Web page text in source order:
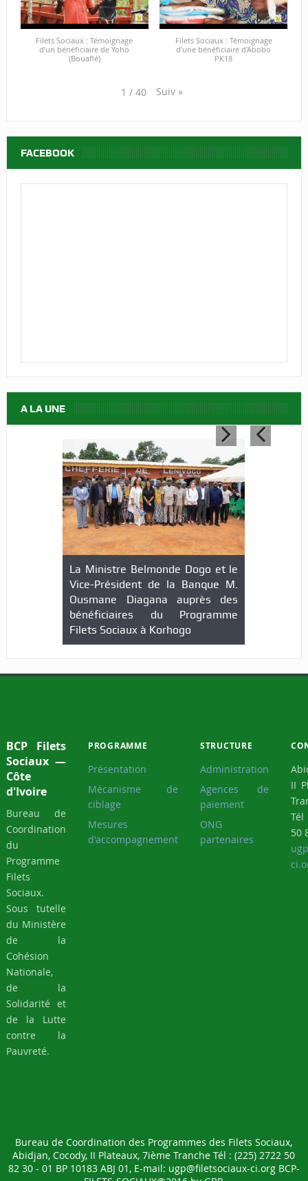
Filets Sociaux : Témoignage
d’un bénéficiaire de Yoho
(Bouaflé)
Filets Sociaux : Témoignage
d’une bénéficiaire d'Abobo
PK18
1 / 40 Suiv »
FACEBOOK
A LA UNE
La Ministre Belmonde Dogo et le
Vice-Président de la Banque M.
Ousmane Diagana auprès des
bénéficiaires du Programme
Filets Sociaux à Korhogo
BCP Filets
Sociaux —
Côte
d'Ivoire
Bureau de
Coordination
du
Programme
Filets
Sociaux.
Sous tutelle
du Ministère
de la
Cohésion
Nationale,
de la
Solidarité et
de la Lutte
contre la
Pauvreté.
PROGRAMME
Présentation
Mécanisme de
ciblage
Mesures
d'accompagnement
STRUCTURE
Administration
Agences de
paiement
ONG
partenaires
II
50
Bureau de Coordination des Programmes des Filets Sociaux,
Abidjan, Cocody, II Plateaux, 7ième Tranche Tél : (225) 2722 50
82 30 - 01 BP 10183 ABJ 01, E-mail: ugp@filetsociaux-ci.org BCP-